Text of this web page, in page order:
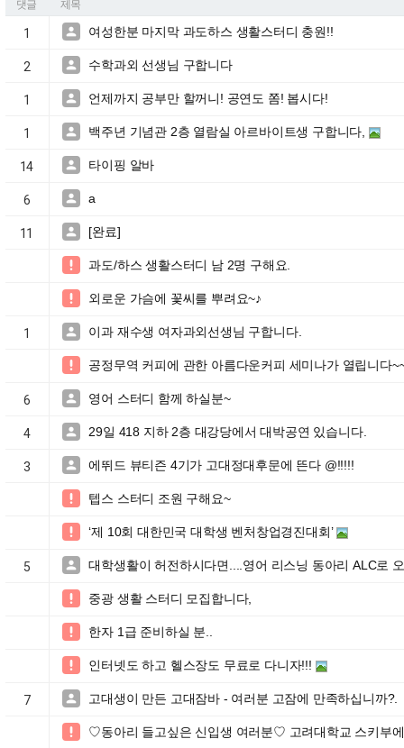
댓글 제목
1  여성한분 마지막 과도하스 생활스터디 충원!!
2  수학과외 선생님 구합니다
1  언제까지 공부만 할꺼니! 공연도 쫌! 봅시다!
1  백주년 기념관 2층 열람실 아르바이트생 구합니다,
14  타이핑 알바
6  a
11  [완료]
 과도/하스 생활스터디 남 2명 구해요.
 외로운 가슴에 꽃씨를 뿌려요~♪
1  이과 재수생 여자과외선생님 구합니다.
 공정무역 커피에 관한 아름다운커피 세미나가 열립니다
6  영어 스터디 함께 하실분~
4  29일 418 지하 2층 대강당에서 대박공연 있습니다.
3  에뛰드 뷰티즌 4기가 고대정대후문에 뜬다 @!!!!!
 텝스 스터디 조원 구해요~
 ‘제 10회 대한민국 대학생 벤처창업경진대회’
5  대학생활이 허전하시다면....영어 리스닝 동아리 ALC로
 중광 생활 스터디 모집합니다,
 한자 1급 준비하실 분..
 인터넷도 하고 헬스장도 무료로 다니자!!!
7  고대생이 만든 고대잠바 - 여러분 고잠에 만족하십니까?.
 ♡동아리 들고싶은 신입생 여러분♡ 고려대학교 스키부